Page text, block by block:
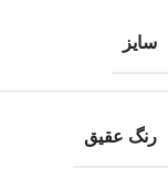
سایز
رنگ عقیق